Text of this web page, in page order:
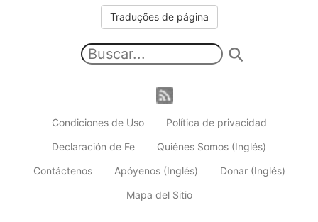
Traduções de página
Condiciones de Uso
Política de privacidad
Declaración de Fe
Quiénes Somos (Inglés)
Contáctenos
Apóyenos (Inglés)
Donar (Inglés)
Mapa del Sitio